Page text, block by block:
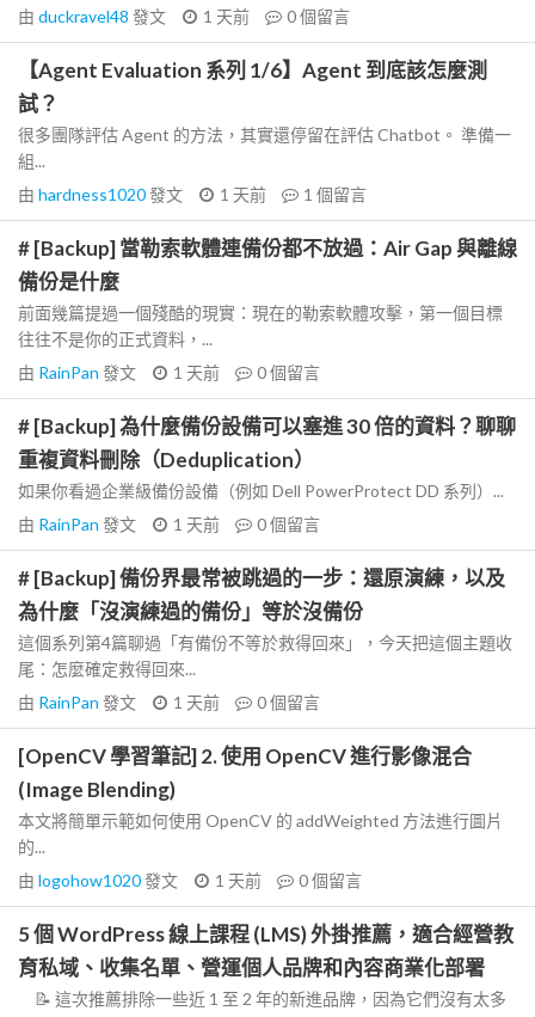
由 duckravel48 發文 1 天前 0個留言
【Agent Evaluation 系列 1/6】Agent 到底該怎麼測
試？
很多團隊評估 Agent 的方法，其實還停留在評估 Chatbot。 準備一
組...
由 hardness1020發文 1 天前 1 個留言
# [Backup] 當勒索軟體連備份都不放過：Air Gap 與離線
備份是什麼
前面幾篇提過一個殘酷的現實：現在的勒索軟體攻擊，第一個目標
往往不是你的正式資料，...
由 RainPan 發文 1 天前 0個留言
# [Backup] 為什麼備份設備可以塞進 30 倍的資料？聊聊
重複資料刪除（Deduplication）
如果你看過企業級備份設備（例如 Dell PowerProtect DD 系列）...
由 RainPan 發文 1 天前 0個留言
# [Backup] 備份界最常被跳過的一步：還原演練，以及
為什麼「沒演練過的備份」等於沒備份
這個系列第4篇聊過「有備份不等於救得回來」，今天把這個主題收
尾：怎麼確定救得回來...
由 RainPan 發文 1 天前 0個留言
[OpenCV 學習筆記] 2. 使用 OpenCV 進行影像混合
(Image Blending)
本文將簡單示範如何使用 OpenCV 的 addWeighted 方法進行圖片
的...
由 logohow1020發文 1 天前 0個留言
5 個 WordPress 線上課程 (LMS) 外掛推薦，適合經營教
育私域、收集名單、營運個人品牌和內容商業化部署
📝 這次推薦排除一些近 1 至 2 年的新進品牌，因為它們沒有太多